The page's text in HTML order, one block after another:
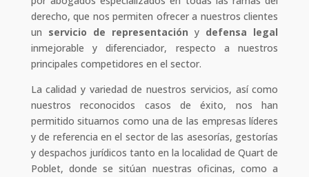
derecho, que nos permiten ofrecer a nuestros clientes
un servicio de representación y defensa legal
inmejorable y diferenciador, respecto a nuestros
principales competidores en el sector.
La calidad y variedad de nuestros servicios, así como
nuestros reconocidos casos de éxito, nos han
permitido situarnos como una de las empresas líderes
y de referencia en el sector de las asesorías, gestorías
y despachos jurídicos tanto en la localidad de Quart de
Poblet, donde se sitúan nuestras oficinas, como a